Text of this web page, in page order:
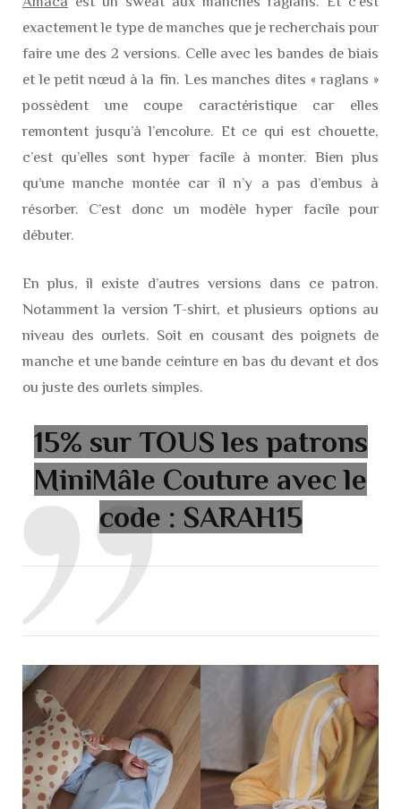
exactement le type de manches que je recherchais pour
faire une des 2 versions. Celle avec les bandes de biais
et le petit nœud à la fin. Les manches dites « raglans »
possèdent une coupe caractéristique car elles
remontent jusqu’à l’encolure. Et ce qui est chouette,
c’est qu’elles sont hyper facile à monter. Bien plus
qu’une manche montée car il n’y a pas d’embus à
résorber. C’est donc un modèle hyper facile pour
débuter.
En plus, il existe d’autres versions dans ce patron.
Notamment la version T-shirt, et plusieurs options au
niveau des ourlets. Soit en cousant des poignets de
manche et une bande ceinture en bas du devant et dos
ou juste des ourlets simples.
15% sur TOUS les patrons
MiniMâle Couture avec le
code : SARAH15